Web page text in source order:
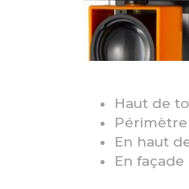
Haut de
En haut
En